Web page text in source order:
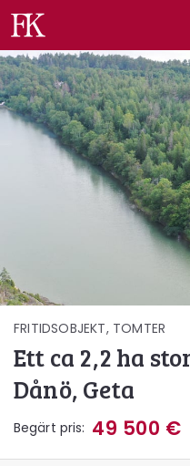
Fastighetskonsult
FRITIDSOBJEKT, TOMTER
Ett ca 2,2 ha
Dånö, Geta
Begärt pris: 49 500 €